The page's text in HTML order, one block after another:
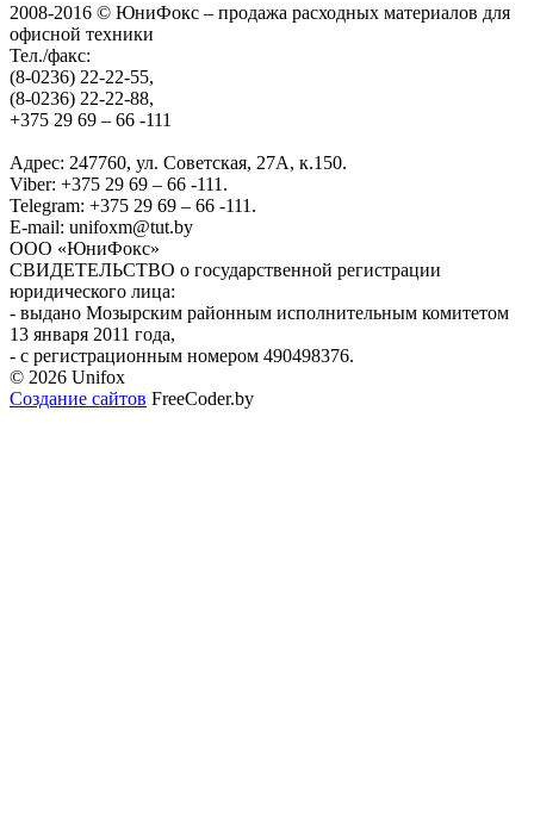
2008-2016 © ЮниФокс – продажа расходных материалов для
офисной техники
Тел./факс:
(8-0236) 22-22-55,
(8-0236) 22-22-88,
+375 29 69 – 66 -111
Адрес: 247760, ул. Советская, 27А, к.150.
Viber: +375 29 69 – 66 -111.
Telegram: +375 29 69 – 66 -111.
E-mail: unifoxm@tut.by
ООО «ЮниФокс»
СВИДЕТЕЛЬСТВО о государственной регистрации
юридического лица:
- выдано Мозырским районным исполнительным комитетом
13 января 2011 года,
- с регистрационным номером 490498376.
© 2026 Unifox
Создание сайтов FreeCoder.by